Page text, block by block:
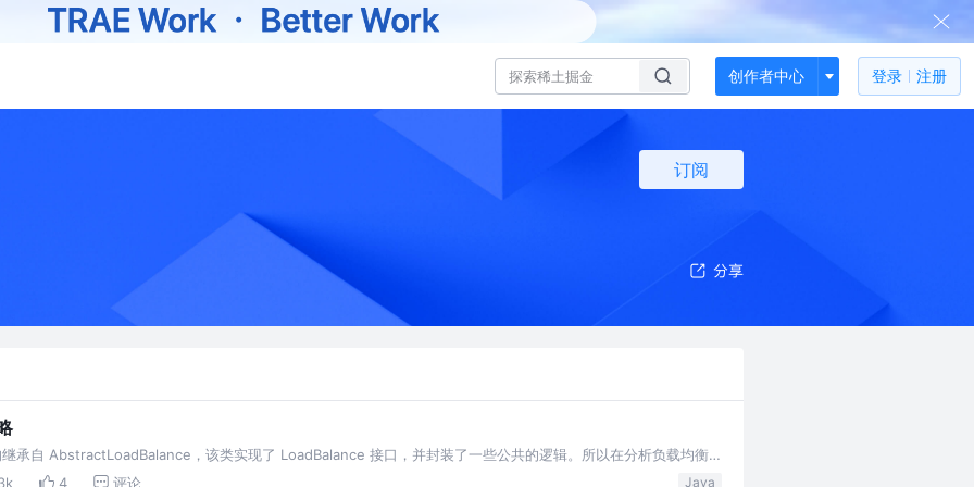
创作者中心 登录 注册
订阅
承自 AbstractLoadBalance，该类实现了 LoadBalance 接口，并封装了一些公共的逻辑。所以在分析负载均衡
的逻辑。首先来看一下负载均衡的入口方法 se…
4 评论 Java